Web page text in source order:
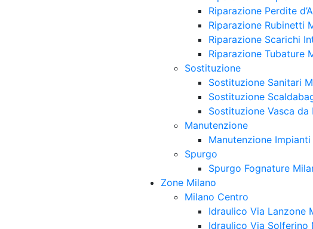
Riparazione Perdite
Riparazione Rubinetti
Riparazione Scarichi
Riparazione Tubature
Sostituzione
Sostituzione Sanitari
Sostituzione
Sostituzione Vasca da
Manutenzione
Manutenzione
Spurgo
Spurgo Fognature
Zone Milano
Milano Centro
Idraulico Via Lanzone
Idraulico Via Solferino